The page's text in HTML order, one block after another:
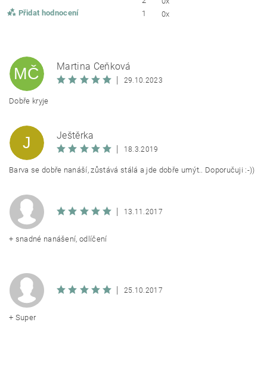
Přidat hodnocení
1
0x
MČ
Martina Čeňková
|
29.10.2023
Dobře kryje
J
Ještěrka
|
18.3.2019
Barva se dobře nanáší, zůstává stálá a jde dobře umýt.. Doporučuji :-))
| 13.11.2017
+ snadné nanášení, odlíčení
| 25.10.2017
+ Super